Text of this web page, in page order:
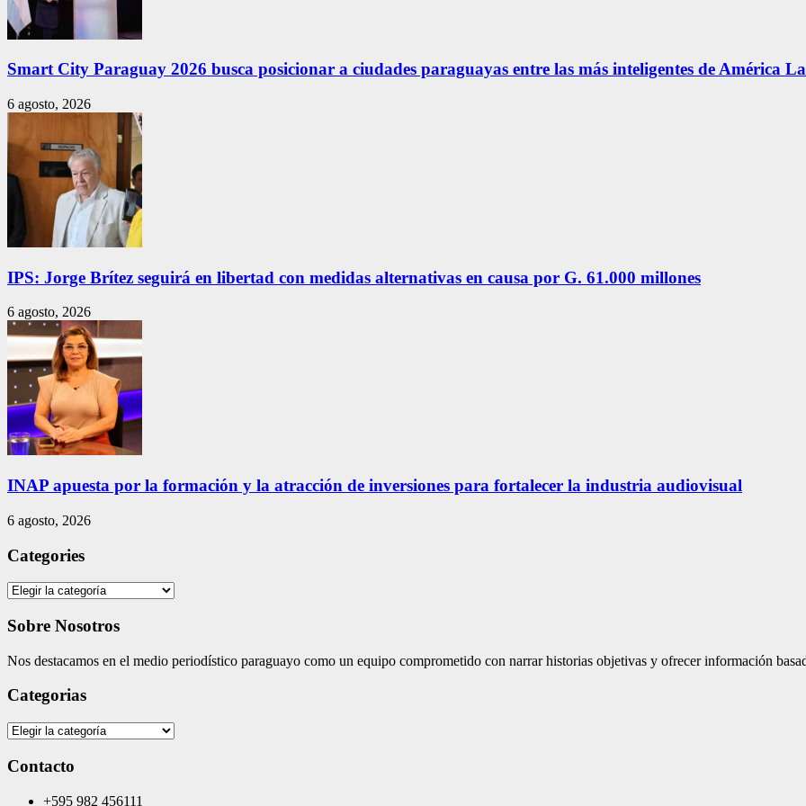
Smart City Paraguay 2026 busca posicionar a ciudades paraguayas entre las más inteligentes de América
6 agosto, 2026
IPS: Jorge Brítez seguirá en libertad con medidas alternativas en causa por G. 61.000 millones
6 agosto, 2026
INAP apuesta por la formación y la atracción de inversiones para fortalecer la industria audiovisual
6 agosto, 2026
Categories
Categories
Sobre Nosotros
Nos destacamos en el medio periodístico paraguayo como un equipo comprometido con narrar historias objetivas y ofrecer información
Categorias
Categorias
Contacto
+595 982 456111